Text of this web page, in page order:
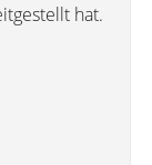
hat.